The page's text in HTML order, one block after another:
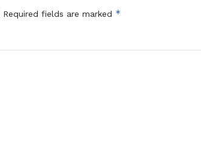
Required fields are marked *